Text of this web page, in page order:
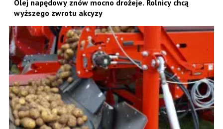
Olej napędowy znów mocno drożeje. Rolnicy chcą
wyższego zwrotu akcyzy